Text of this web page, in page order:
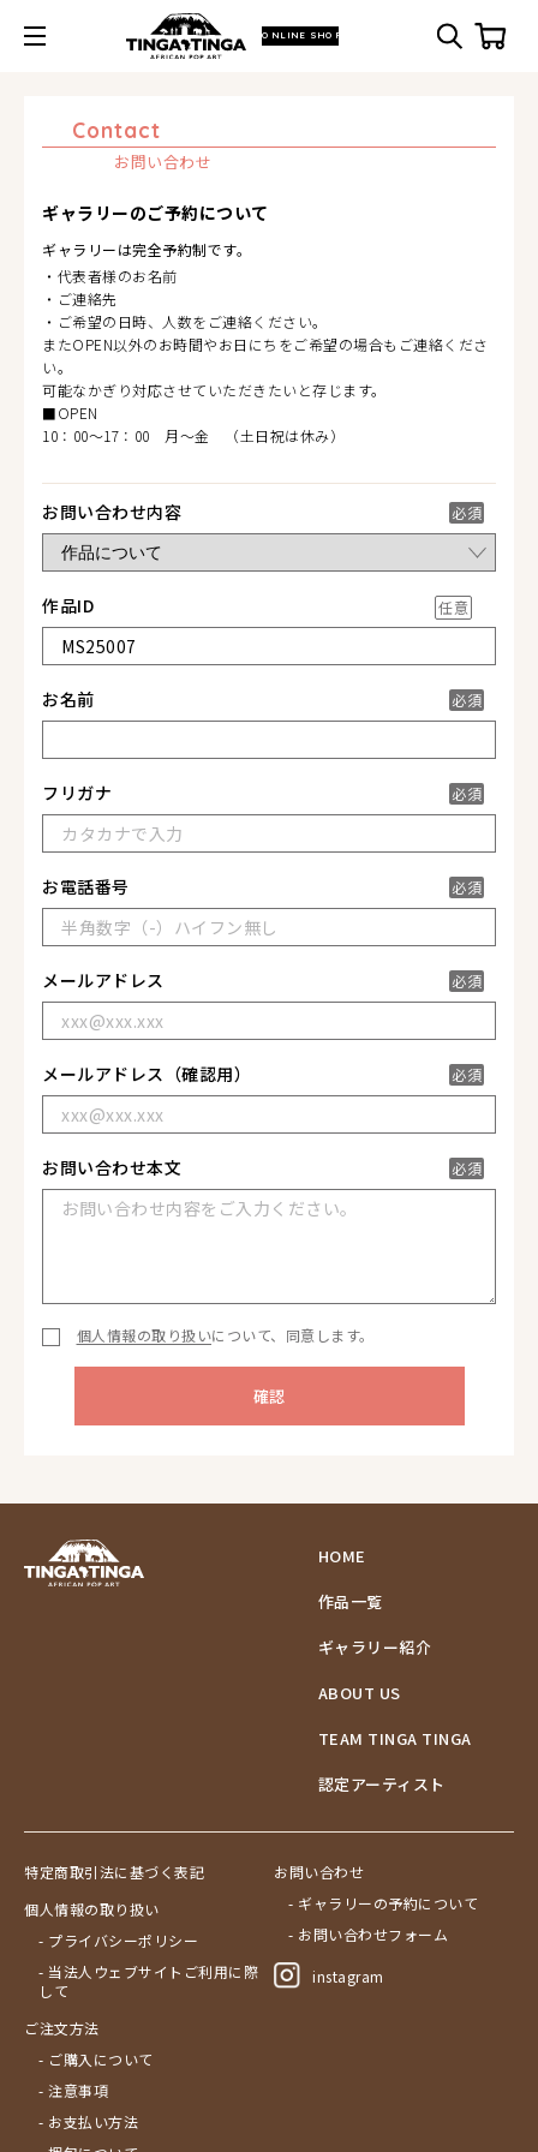
ONLINE SHOP
Contact
お問い合わせ
ギャラリーのご予約について
ギャラリーは完全予約制です。
・代表者様のお名前
・ご連絡先
・ご希望の日時、人数をご連絡ください。
またOPEN以外のお時間やお日にちをご希望の場合もご連絡くださ
い。
可能なかぎり対応させていただきたいと存じます。
■OPEN
10：00～17：00 月～金 （土日祝は休み）
お問い合わせ内容 必須
作品ID 任意
お名前 必須
フリガナ 必須
お電話番号 必須
メールアドレス 必須
メールアドレス （確認用） 必須
お問い合わせ本文 必須
個人情報の取り扱いについて、同意します。
HOME
作品一覧
ギャラリー紹介
ABOUT US
TEAM TINGA TINGA
認定アーティスト
特定商取引法に基づく表記
個人情報の取り扱い
- プライバシーポリシー
- 当法人ウェブサイトご利用に際
して
ご注文方法
- ご購入について
- 注意事項
- お支払い方法
お問い合わせ
- ギャラリーの予約について
- お問い合わせフォーム
instagram